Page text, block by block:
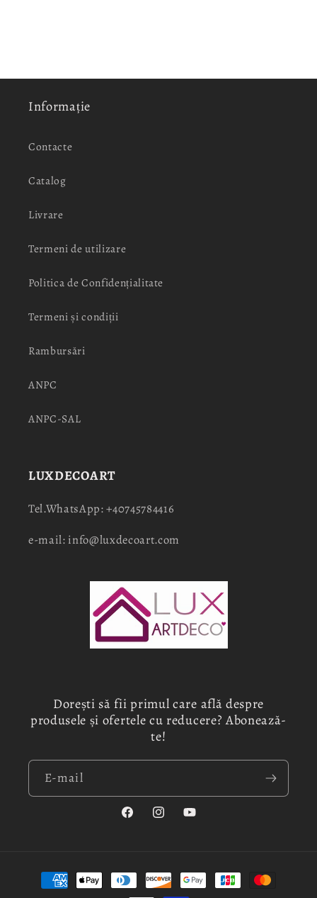
Informație
Contacte
Catalog
Livrare
Termeni de utilizare
Politica de Confidențialitate
Termeni și condiții
Rambursări
ANPC
ANPC-SAL
LUXDECOART
Tel.WhatsApp: +40745784416
e-mail: info@luxdecoart.com
Dorești să fii primul care află despre
produsele și ofertele cu reducere? Abonează-
te!
E-mail
FacebookInstagramYouTube
Metode